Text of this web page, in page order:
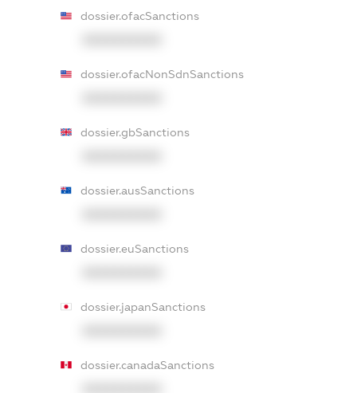
dossier.ofacSanctions
dossier.ofacNonSdnSanctions
dossier.gbSanctions
dossier.ausSanctions
dossier.euSanctions
dossier.japanSanctions
dossier.canadaSanctions